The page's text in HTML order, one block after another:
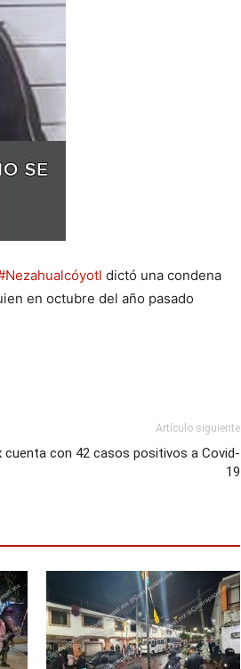
dictó una condena
en octubre del año pasado
Artículo siguiente
cuenta con 42 casos positivos a Covid-
19